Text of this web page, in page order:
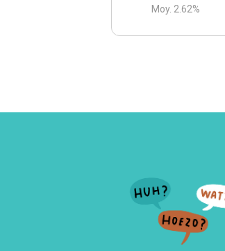
Moy. 2.62%